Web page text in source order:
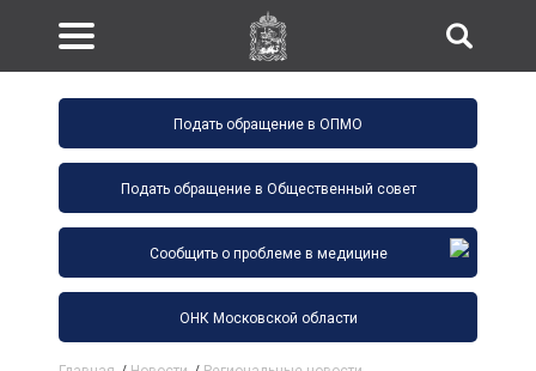
Подать обращение в ОПМО
Подать обращение в Общественный совет
Сообщить о проблеме в медицине
ОНК Московской области